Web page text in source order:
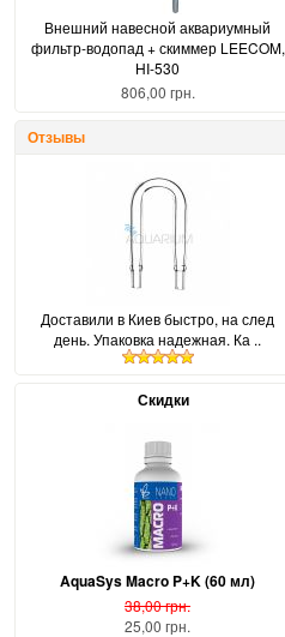
Внешний навесной аквариумный
фильтр-водопад + скиммер LEECOM,
HI-530
806,00 грн.
Отзывы
Доставили в Киев быстро, на след
день. Упаковка надежная. Ка ..
Скидки
AquaSys Macro P+K (60 мл)
38,00 грн.
25,00 грн.